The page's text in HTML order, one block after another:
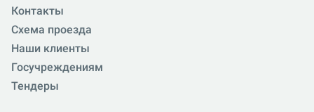
Контакты
Схема проезда
Наши клиенты
Госучреждениям
Тендеры